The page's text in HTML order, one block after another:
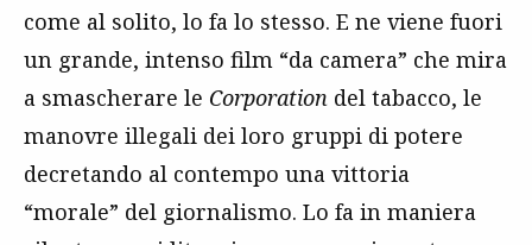
come al solito, lo fa lo stesso. E ne viene fuori
un grande, intenso film “da camera” che mira
a smascherare le Corporation del tabacco, le
manovre illegali dei loro gruppi di potere
decretando al contempo una vittoria
“morale” del giornalismo. Lo fa in maniera